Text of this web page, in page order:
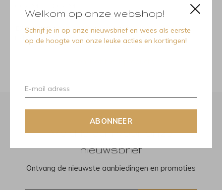
Welkom op onze webshop!
Schrijf je in op onze nieuwsbrief en wees als eerste
op de hoogte van onze leuke acties en kortingen!
ABONNEER
91GB09/A Ring Vulsini
€2.445,00
Meld je aan voor onze
nieuwsbrief
Ontvang de nieuwste aanbiedingen en promoties